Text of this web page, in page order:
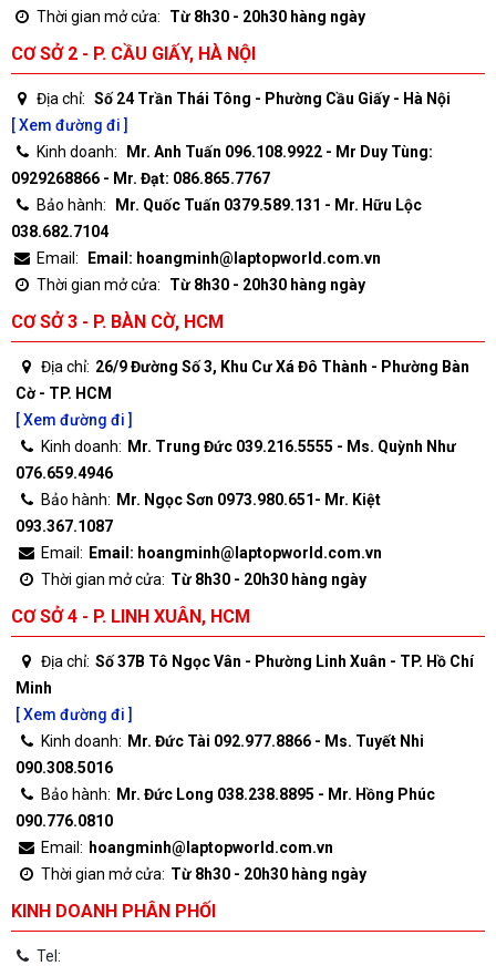
Thời gian mở cửa:
Từ 8h30 - 20h30 hàng ngày
CƠ SỞ 2 - P. CẦU GIẤY, HÀ NỘI
Địa chỉ: Số 24 Trần Thái Tông - Phường Cầu Giấy - Hà Nội
[ Xem đường đi ]
Kinh doanh:
Mr. Anh Tuấn 096.108.9922 - Mr Duy Tùng:
0929268866 - Mr. Đạt: 086.865.7767
Bảo hành:
Mr. Quốc Tuấn 0379.589.131 - Mr. Hữu Lộc
038.682.7104
Email:
Email: hoangminh@laptopworld.com.vn
Thời gian mở cửa:
Từ 8h30 - 20h30 hàng ngày
CƠ SỞ 3 - P. BÀN CỜ, HCM
Địa chỉ: 26/9 Đường Số 3, Khu Cư Xá Đô Thành - Phường Bàn
Cờ - TP. HCM
[ Xem đường đi ]
Kinh doanh: Mr. Trung Đức 039.216.5555 - Ms. Quỳnh Như
076.659.4946
Bảo hành: Mr. Ngọc Sơn 0973.980.651- Mr. Kiệt
093.367.1087
Email: Email: hoangminh@laptopworld.com.vn
Thời gian mở cửa: Từ 8h30 - 20h30 hàng ngày
CƠ SỞ 4 - P. LINH XUÂN, HCM
Địa chỉ: Số 37B Tô Ngọc Vân - Phường Linh Xuân - TP. Hồ Chí
Minh
[ Xem đường đi ]
Kinh doanh: Mr. Đức Tài 092.977.8866 - Ms. Tuyết Nhi
090.308.5016
Bảo hành: Mr. Đức Long 038.238.8895 - Mr. Hồng Phúc
090.776.0810
Email: hoangminh@laptopworld.com.vn
Thời gian mở cửa: Từ 8h30 - 20h30 hàng ngày
KINH DOANH PHÂN PHỐI
Tel: